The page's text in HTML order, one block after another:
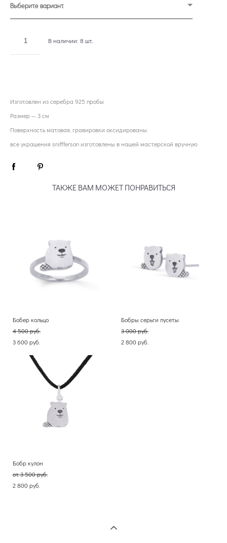
Выберите вариант
В наличии: 8 шт.
Изготовлен из серебра 925 пробы
Размер — 3 см
Поверхность матовая, гравировки оксидированы.
все украшения sniffferson изготовлены в нашей мастерской вручную
ТАКЖЕ ВАМ МОЖЕТ ПОНРАВИТЬСЯ
Бобер кольцо
4 500 pуб.
3 600 pуб.
Бобры серьги пусеты
3 000 pуб.
2 800 pуб.
Бобр кулон
от 3 500 pуб.
2 800 pуб.